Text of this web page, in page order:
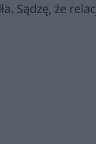
Sądzę, że